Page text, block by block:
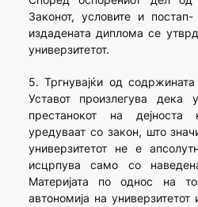
Законот, условите и
издадената диплома се
универзитетот.
5. Тргнувајќи од
Уставот произлегува дека
престанокот на дејноста
уредуваат со закон, што
универзитетот не е
исцрпува само со
Материјата по однос на
автономија на